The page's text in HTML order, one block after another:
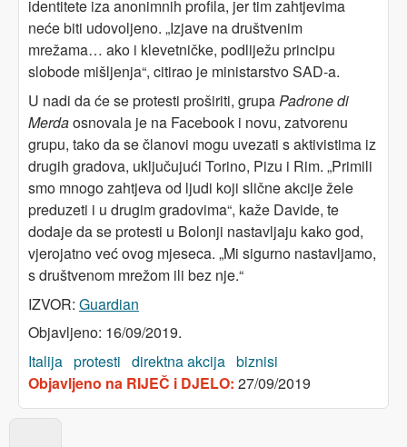
identitete iza anonimnih profila, jer tim zahtjevima
neće biti udovoljeno. „Izjave na društvenim
mrežama… ako i klevetničke, podliježu principu
slobode mišljenja“, citirao je ministarstvo SAD-a.
U nadi da će se protesti proširiti, grupa Padrone di
Merdaosnovala je na Facebook i novu, zatvorenu
grupu, tako da se članovi mogu uvezati s aktivistima iz
drugih gradova, uključujući Torino, Pizu i Rim. „Primili
smo mnogo zahtjeva od ljudi koji slične akcije žele
preduzeti i u drugim gradovima“, kaže Davide, te
dodaje da se protesti u Bolonji nastavljaju kako god,
vjerojatno već ovog mjeseca. „Mi sigurno nastavljamo,
s društvenom mrežom ili bez nje.“
IZVOR: Guardian
Objavljeno: 16/09/2019.
Italija protesti direktna akcija biznisi
Objavljeno na RIJEČ i DJELO: 27/09/2019